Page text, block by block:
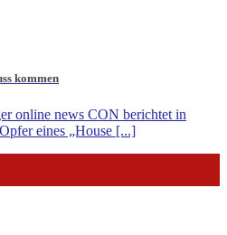
kommen
online news CON berichtet in
eines „House [...]